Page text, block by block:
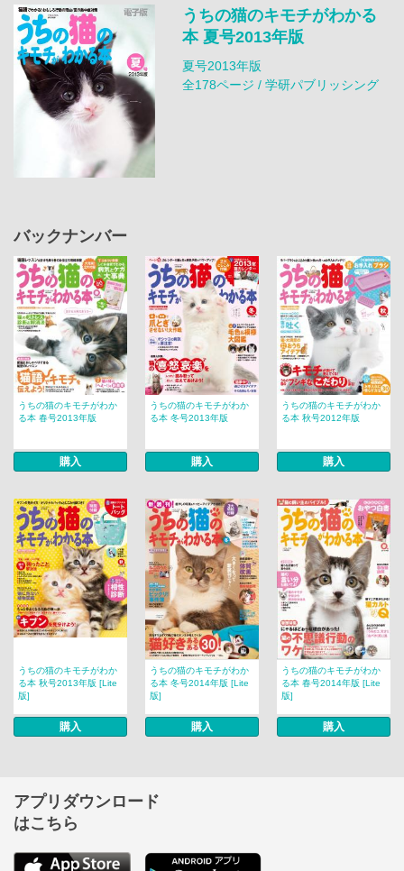
うちの猫のキモチがわかる
本 夏号2013年版
夏号2013年版
全178ページ / 学研パブリッシング
バックナンバー
うちの猫のキモチがわか
る本 春号2013年版
購入
うちの猫のキモチがわか
る本 冬号2013年版
購入
うちの猫のキモチがわか
る本 秋号2012年版
購入
うちの猫のキモチがわか
る本 秋号2013年版 [Lite
版]
購入
うちの猫のキモチがわか
る本 冬号2014年版 [Lite
版]
購入
うちの猫のキモチがわか
る本 春号2014年版 [Lite
版]
購入
アプリダウンロード
はこちら